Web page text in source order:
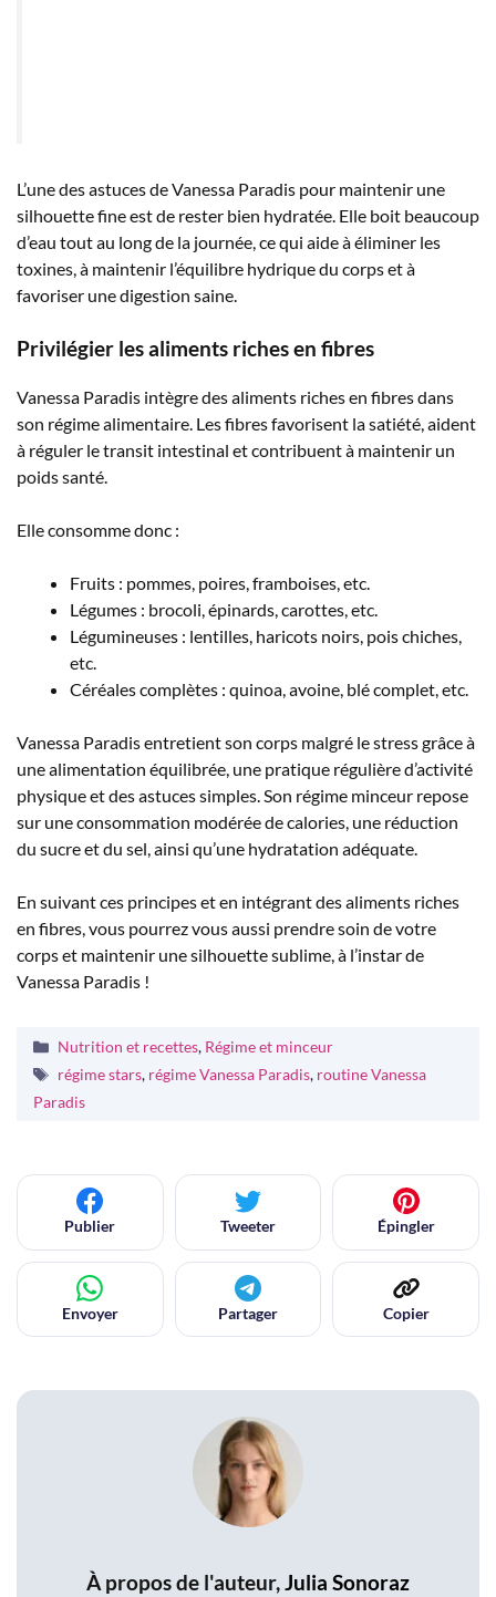
L’une des astuces de Vanessa Paradis pour maintenir une
silhouette fine est de rester bien hydratée. Elle boit beaucoup
d’eau tout au long de la journée, ce qui aide à éliminer les
toxines, à maintenir l’équilibre hydrique du corps et à
favoriser une digestion saine.
Privilégier les aliments riches en fibres
Vanessa Paradis intègre des aliments riches en fibres dans
son régime alimentaire. Les fibres favorisent la satiété, aident
à réguler le transit intestinal et contribuent à maintenir un
poids santé.
Elle consomme donc :
Fruits : pommes, poires, framboises, etc.
Légumes : brocoli, épinards, carottes, etc.
Légumineuses : lentilles, haricots noirs, pois chiches,
etc.
Céréales complètes : quinoa, avoine, blé complet, etc.
Vanessa Paradis entretient son corps malgré le stress grâce à
une alimentation équilibrée, une pratique régulière d’activité
physique et des astuces simples. Son régime minceur repose
sur une consommation modérée de calories, une réduction
du sucre et du sel, ainsi qu’une hydratation adéquate.
En suivant ces principes et en intégrant des aliments riches
en fibres, vous pourrez vous aussi prendre soin de votre
corps et maintenir une silhouette sublime, à l’instar de
Vanessa Paradis !
Catégories
Nutrition et recettes, Régime et minceur
Étiquettes
régime stars, régime Vanessa Paradis, routine Vanessa
Paradis
Publier Tweeter Épingler
Envoyer Partager Copier
À propos de l'auteur,Julia Sonoraz